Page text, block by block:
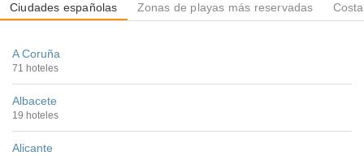
Ciudades españolas Zonas de playas más reservadas
A Coruña
71 hoteles
Albacete
19 hoteles
Alicante